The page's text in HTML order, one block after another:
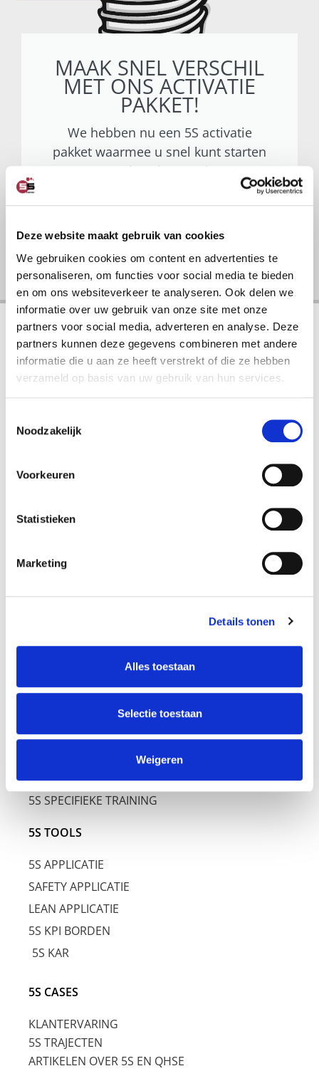
Deze website maakt gebruik van cookies
We gebruiken cookies om content en advertenties te
personaliseren, om functies voor social media te bieden
en om ons websiteverkeer te analyseren. Ook delen we
informatie over uw gebruik van onze site met onze
partners voor social media, adverteren en analyse. Deze
partners kunnen deze gegevens combineren met andere
informatie die u aan ze heeft verstrekt of die ze hebben
verzameld op basis van uw gebruik van hun services.
Noodzakelijk
Voorkeuren
Statistieken
Marketing
Details tonen
Alles toestaan
Selectie toestaan
Weigeren
MAAK SNEL VERSCHIL
MET ONS ACTIVATIE
PAKKET!
We hebben nu een 5S activatie
pakket waarmee u snel kunt starten
tegen lage investering!
Ga naar activatiepakket
5S DIENSTEN
5S AWARENESS TRAINING
5S BASIS TRAINING
5S SPECIFIEKE TRAINING
5S TOOLS
5S APPLICATIE
SAFETY APPLICATIE
LEAN APPLICATIE
5S KPI BORDEN
5S KAR
5S CASES
KLANTERVARING
5S TRAJECTEN
ARTIKELEN OVER 5S EN QHSE